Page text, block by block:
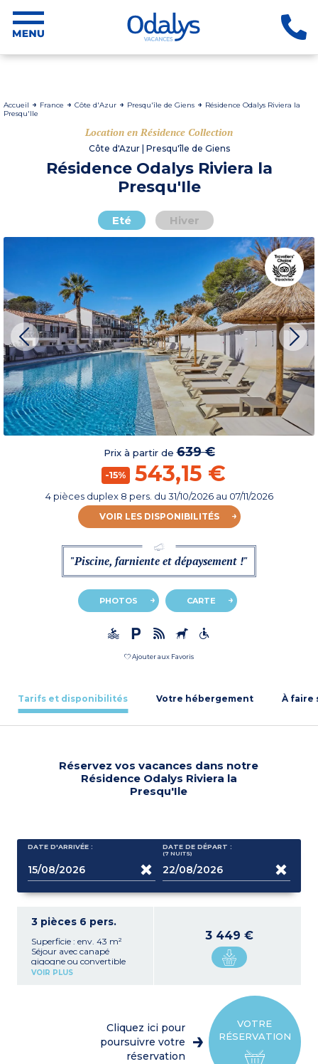
Accueil France Côte d'Azur Presqu'île de Giens
Résidence Odalys Riviera la
Presqu'Ile
Location en Résidence Collection
Côte d'Azur | Presqu'île de Giens
Résidence Odalys Riviera la
Presqu'Ile
Eté Hiver
Prix à partir de639 €
-15% 543,15 €
4 pièces duplex 8 pers. du 31/10/2026au 07/11/2026
VOIR LES DISPONIBILITÉS
"Piscine, farniente et dépaysement !"
PHOTOS CARTE
Ajouter aux Favoris
Tarifs et disponibilités Votre hébergement À faire
Réservez vos vacances dans notre
Résidence Odalys Riviera la
Presqu'Ile
DATE D'ARRIVÉE : DATE DE DÉPART :
(7 NUITS)
3 pièces 6 pers.
Superficie : env. 43 m²
Séjour avec canapé
gigogne ou convertible
Kitchenette équipée
1 chambre (1 lit double 160
x190 ou 2 lits simples 80 x
1 chambre (1 lit double 160
VOIR PLUS
3 449 €
VOTRE
RÉSERVATION
Cliquez ici pour
poursuivre votre
réservation